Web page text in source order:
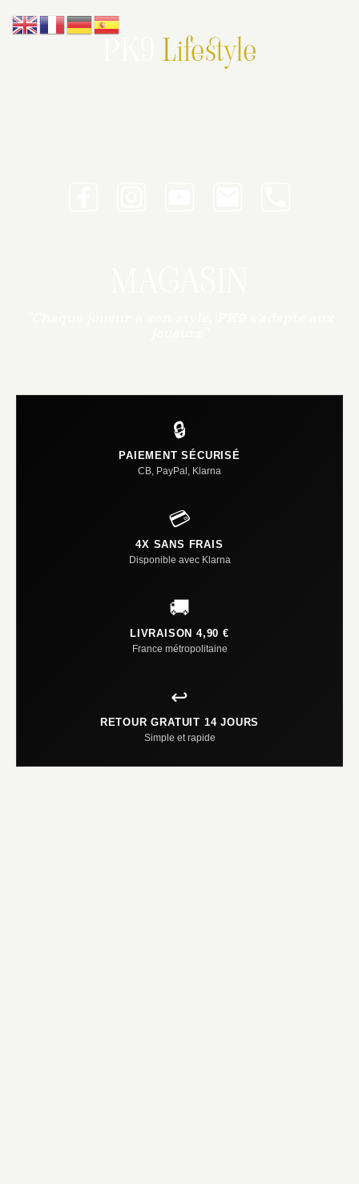
PK9 Lifestyle
🔒
PAIEMENT SÉCURISÉ
CB, PayPal, Klarna
💳
4X SANS FRAIS
Disponible avec Klarna
🚚
LIVRAISON 4,90 €
France métropolitaine
↩️
RETOUR GRATUIT 14 JOURS
Simple et rapide